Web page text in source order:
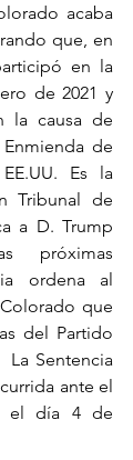
acaba
que, en
en la
de 2021 y
la causa de
de
Es la
Tribunal de
a D. Trump
próximas
ordena al
que
del Partido
La Sentencia
ante el
el día 4 de